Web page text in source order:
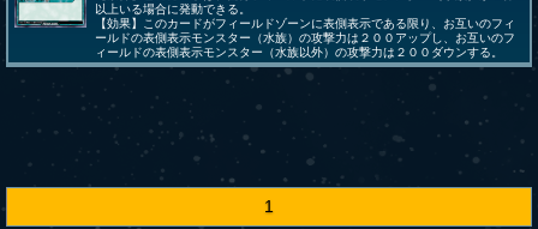
以上いる場合に発動できる。
【効果】このカードがフィールドゾーンに表側表示である限り、お互いのフィ
ールドの表側表示モンスター（水族）の攻撃力は２００アップし、お互いのフ
ィールドの表側表示モンスター（水族以外）の攻撃力は２００ダウンする。
1